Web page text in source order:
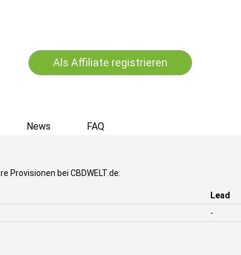
Als Affiliate registrieren
News FAQ
Provisionen bei CBDWELT.de:
Lead
-